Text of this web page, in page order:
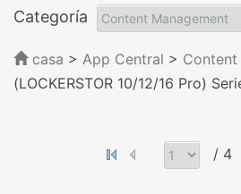
Categoría
casa > App Central > Content
(LOCKERSTOR 10/12/16 Pro)
/ 4